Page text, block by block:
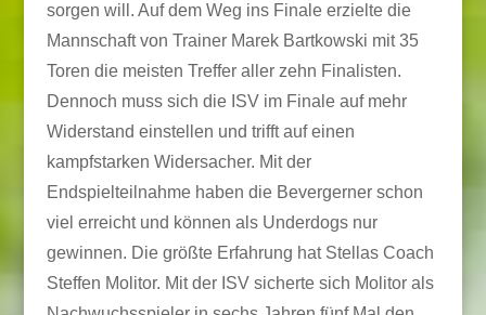
sorgen will. Auf dem Weg ins Finale erzielte die
Mannschaft von Trainer Marek Bartkowski mit 35
Toren die meisten Treffer aller zehn Finalisten.
Dennoch muss sich die ISV im Finale auf mehr
Widerstand einstellen und trifft auf einen
kampfstarken Widersacher. Mit der
Endspielteilnahme haben die Bevergerner schon
viel erreicht und können als Underdogs nur
gewinnen. Die größte Erfahrung hat Stellas Coach
Steffen Molitor. Mit der ISV sicherte sich Molitor als